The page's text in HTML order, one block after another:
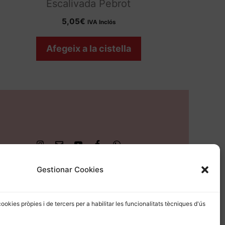
Gestionar Cookies
pròpies i de tercers per a habilitar les funcionalitats tècniques d'ús
Escalivada Pebrot
5,05€ IVA Inclós
Afegeix a la cistella